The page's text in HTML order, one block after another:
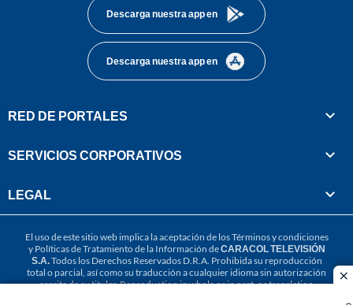
Descarga nuestra app en
Descarga nuestra app en
RED DE PORTALES
SERVICIOS CORPORATIVOS
LEGAL
El uso de este sitio web implica la aceptación de losTérminos y condiciones
y Políticas de Tratamiento de la Información deCARACOL TELEVISIÓN
S.A.Todos los Derechos Reservados D.R.A. Prohibida su reproducción
total o parcial, así como su traducción a cualquier idioma sin autorización
escrita de su titular. Reproduction in whole or in part, or translation